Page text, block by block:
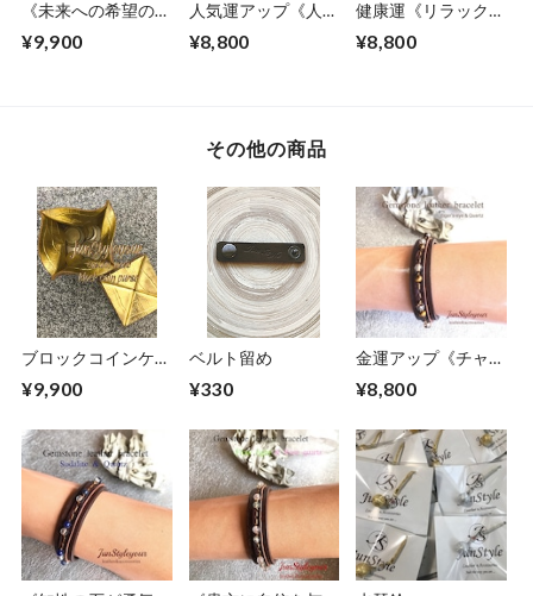
《未来への希望の
晶
¥9,900
人気運アップ《人脈
ト/ロードナイト
¥8,800
健康運《リラックス
ュリン/水晶
¥8,800
その他の商品
ブロックコインケー
¥9,900
ベルト留め
¥330
金運アップ《チャン
徴》タイガーアイ/
¥8,800